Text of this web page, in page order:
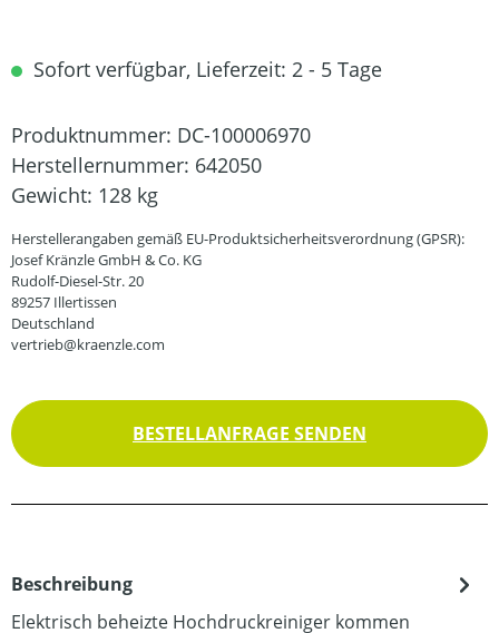
Sofort verfügbar, Lieferzeit: 2 - 5 Tage
Produktnummer: DC-100006970
Herstellernummer: 642050
Gewicht: 128 kg
Herstellerangaben gemäß EU-Produktsicherheitsverordnung (GPSR):
Josef Kränzle GmbH & Co. KG
Rudolf-Diesel-Str. 20
89257 Illertissen
Deutschland
vertrieb@kraenzle.com
BESTELLANFRAGE SENDEN
Beschreibung
Elektrisch beheizte Hochdruckreiniger kommen